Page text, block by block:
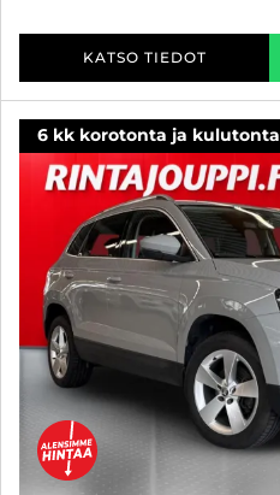
KATSO TIEDOT
6 kk korotonta ja kulutonta